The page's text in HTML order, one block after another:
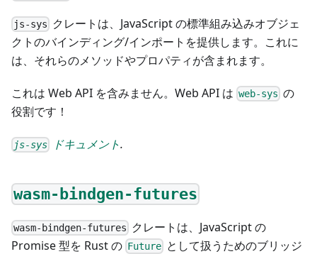
js-sys
クレートは、JavaScript の標準組み込みオブジェ
クトのバインディング/インポートを提供します。これに
は、それらのメソッドやプロパティが含まれます。
これは Web API を含みません。Web API は web-sys の
役割です！
js-sys ドキュメント.
wasm-bindgen-futures
wasm-bindgen-futures
クレートは、JavaScript の
Promise 型を Rust の Future として扱うためのブリッジ